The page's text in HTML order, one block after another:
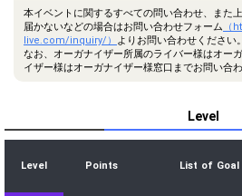
34 180000
改めて自分の魅力は
リスナーさんに聞い
う！
35 204000
次はどんなイベント
たいかを発表しよう！
3名にデートに誘うセ
披露してみよう！
37 252000
3名に丁寧にお礼の気
本イベントに関するすべての問い合わせ、また
届かないなどの場合はお問い合わせフォーム （
live.com/inquiry/） よりお問い合わせください。
なお、オーガナイザー所属のライバー様はオー
イザー様はオーガナイザー様窓口までお問い合わ
Level
Level Points List of Goal